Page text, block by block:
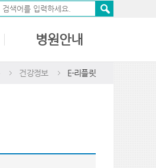
병원안내
건강정보 E-리플릿